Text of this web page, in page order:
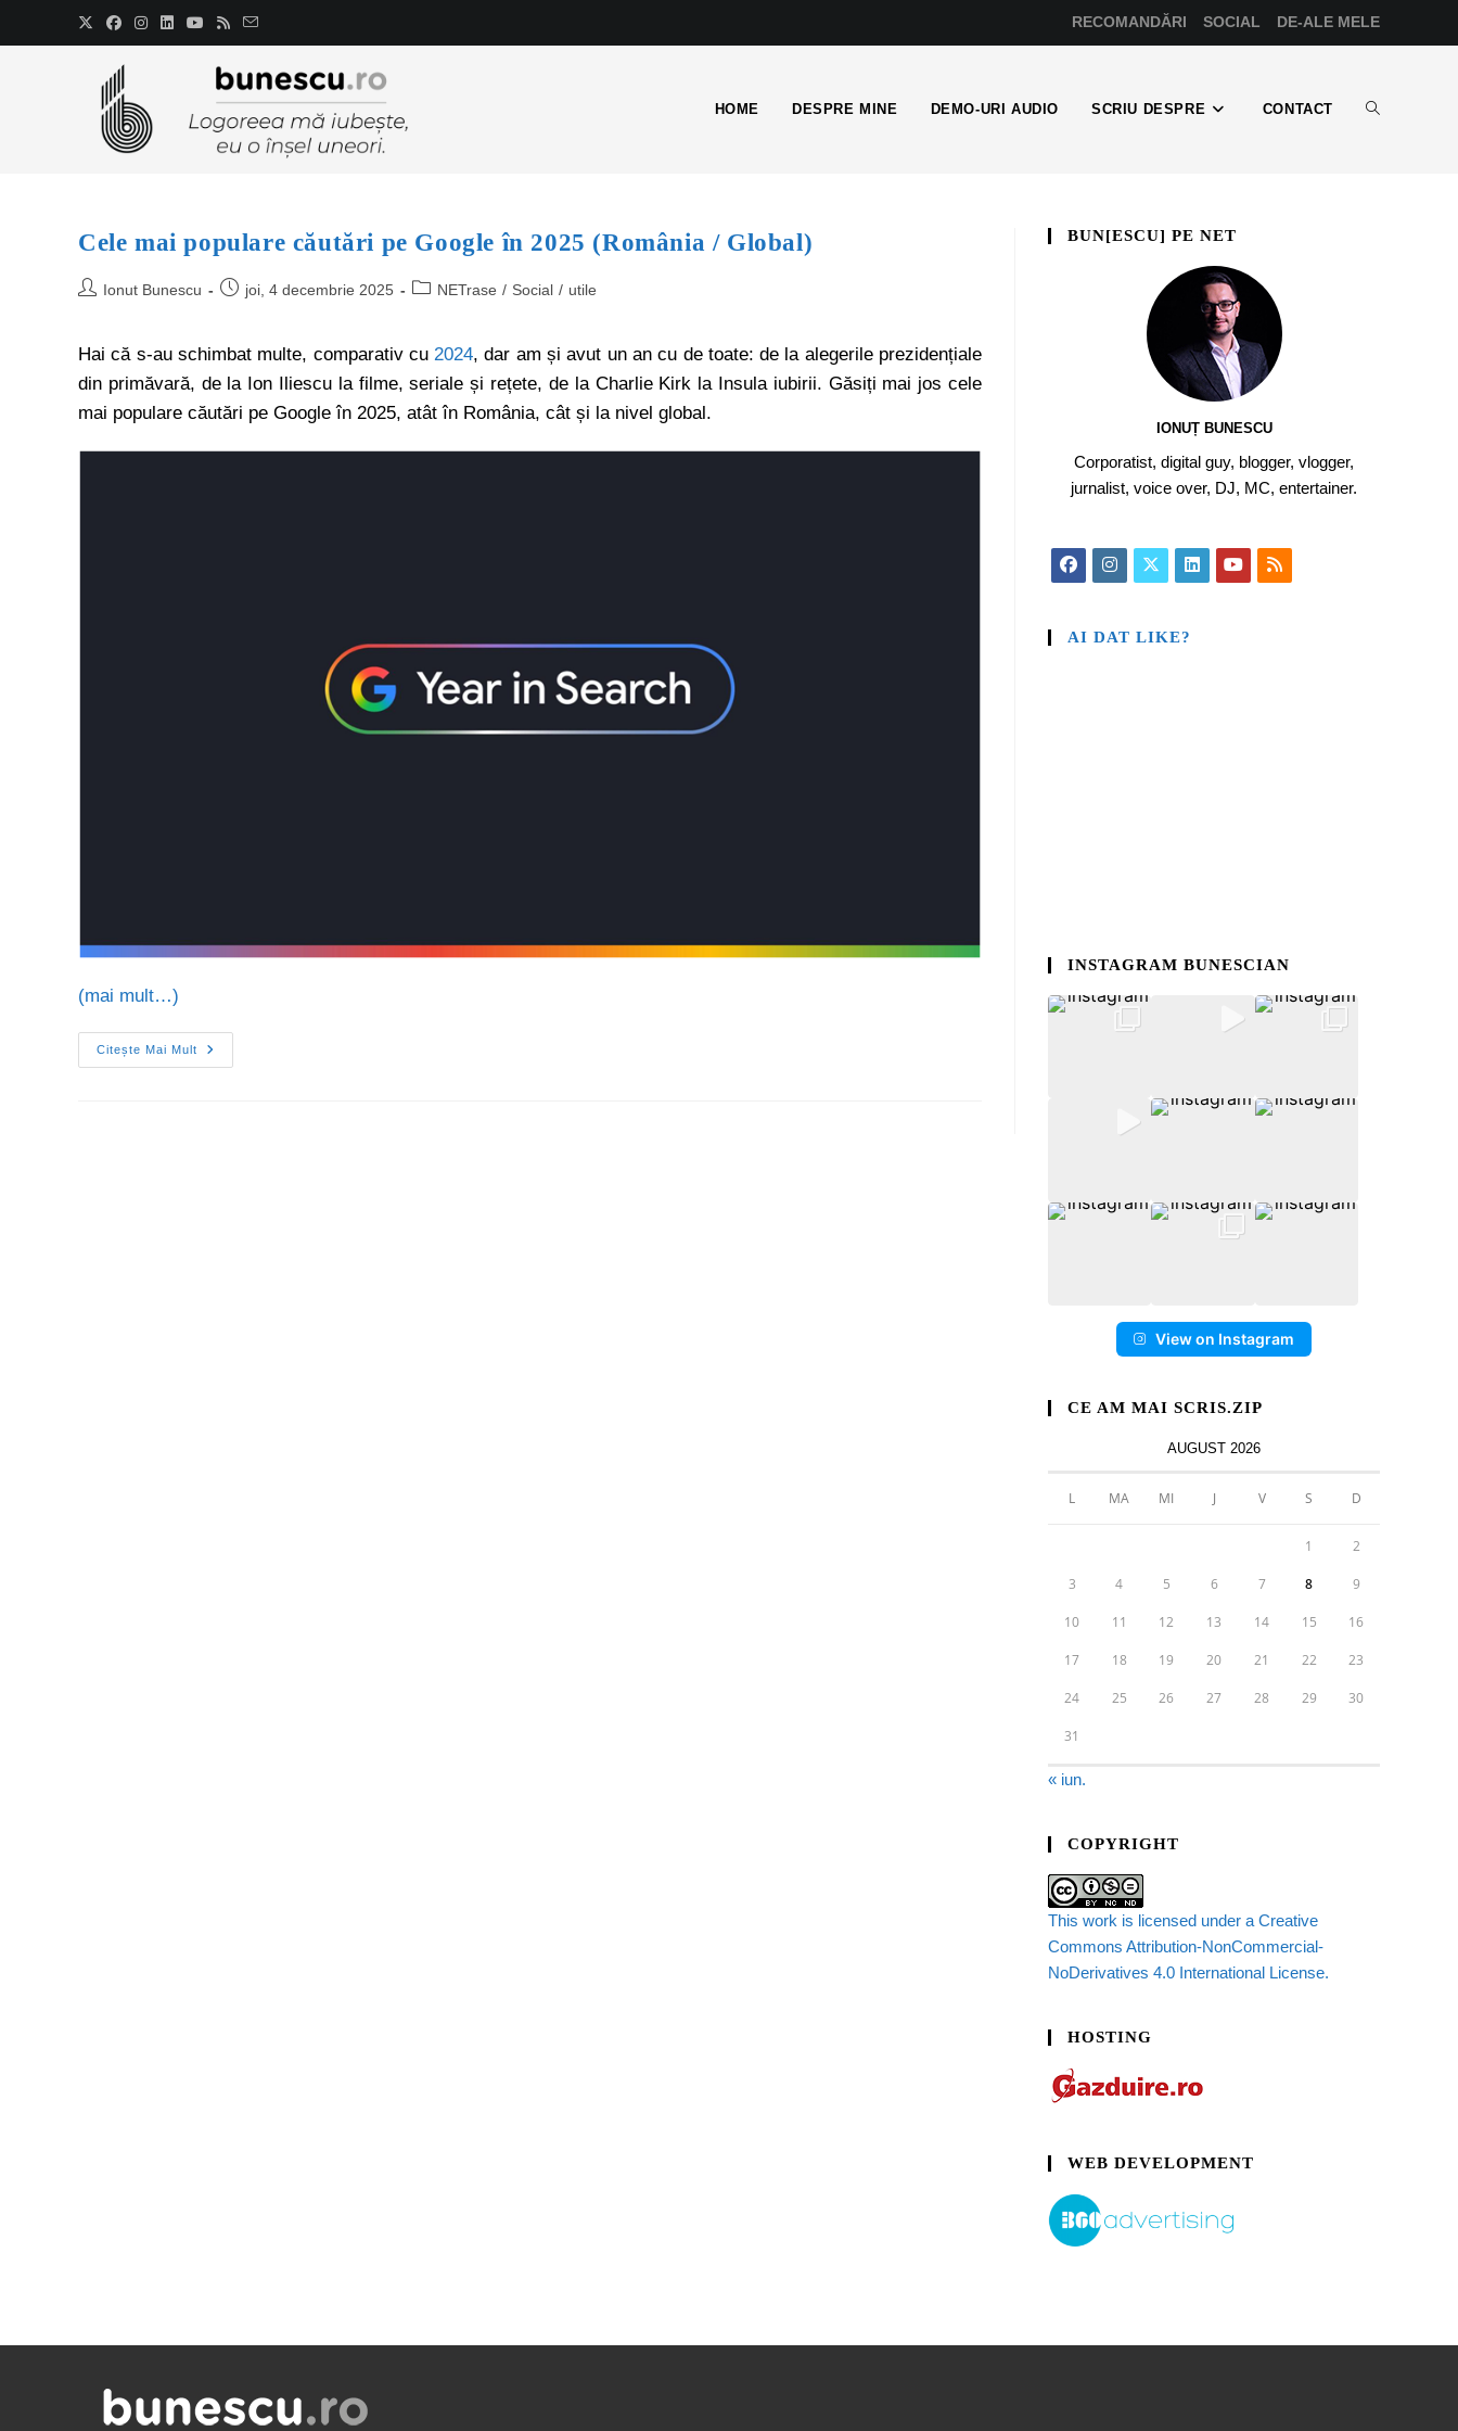
RECOMANDĂRI SOCIAL DE-ALE MELE
HOME DESPRE MINE DEMO-URI AUDIO SCRIU DESPRE CONTACT
Cele mai populare căutări pe Google în 2025 (România / Global)
Ionut Bunescu joi, 4 decembrie 2025 NETrase / Social / utile
Hai că s-au schimbat multe, comparativ cu2024, dar am și avut un an cu de toate: de la alegerile prezidențiale
din primăvară, de la Ion Iliescu la filme, seriale și rețete, de la Charlie Kirk la Insula iubirii. Găsiți mai jos cele
mai populare căutări pe Google în 2025, atât în România, cât și la nivel global.
(mai mult…)
Citește Mai Mult
BUN[ESCU] PE NET
IONUȚ BUNESCU
Corporatist, digital guy, blogger, vlogger,
jurnalist, voice over, DJ, MC, entertainer.
AI DAT LIKE?
INSTAGRAM BUNESCIAN
View on Instagram
CE AM MAI SCRIS.ZIP
AUGUST 2026
L MA MI J V S D
1 2
3 4 5 6 7 8 9
10 11 12 13 14 15 16
17 18 19 20 21 22 23
24 25 26 27 28 29 30
31
« iun.
COPYRIGHT
This work is licensed under a Creative
Commons Attribution-NonCommercial-
NoDerivatives 4.0 International License.
HOSTING
WEB DEVELOPMENT